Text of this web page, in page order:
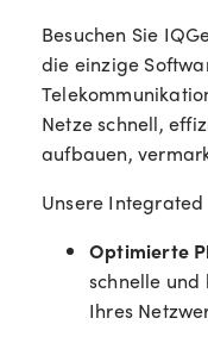
Besuchen Sie
die einzige
Netze schnell,
aufbauen,
Unsere
Optimierte
schnelle und
Ihres